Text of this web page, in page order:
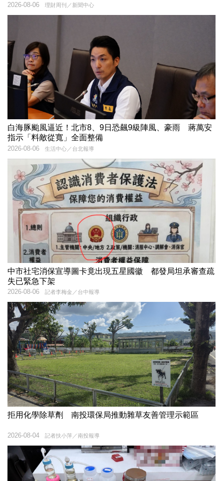
理財周刊／新聞中心
2026-08-06
白海豚颱風逼近！北市8、9日恐飆9級陣風、豪雨 蔣萬安
指示「料敵從寬」全面整備
生活中心／台北報導
2026-08-06
中市社宅消保宣導圖卡竟出現五星國徽 都發局坦承審查疏
失已緊急下架
記者李梅金／台中報導
2026-08-06
拒用化學除草劑 南投環保局推動雜草友善管理示範區
記者扶小萍／南投報導
2026-08-04